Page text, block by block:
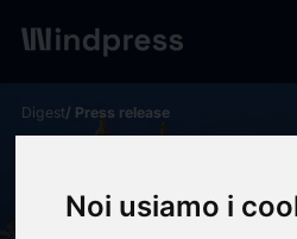
Noi usiamo i
Digest/ Press release
Barómetro ABC